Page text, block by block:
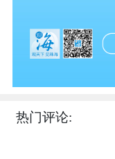
热门评论: